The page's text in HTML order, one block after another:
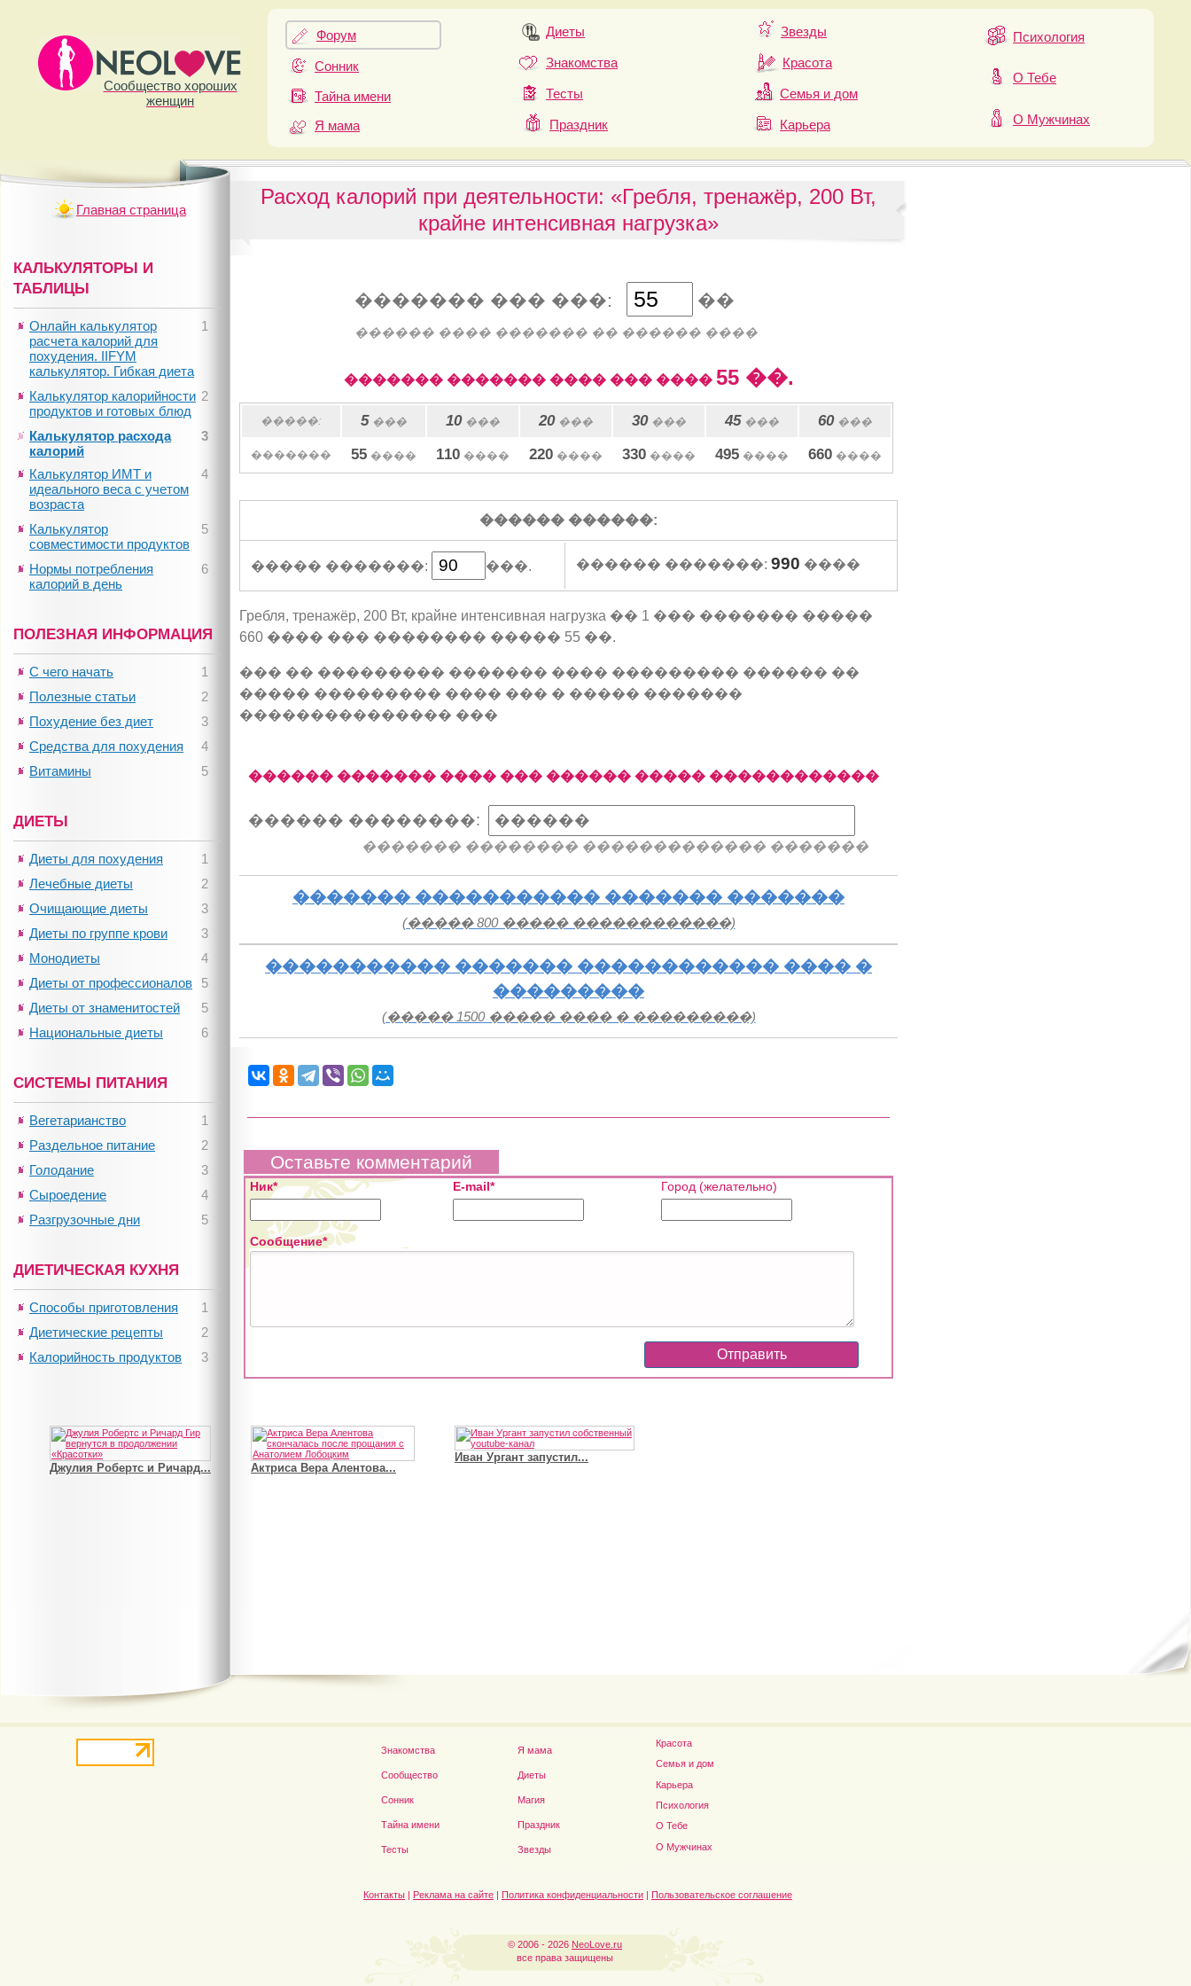
Сообщество хороших
женщин
Форум
Сонник
Тайна имени
Я мама
Диеты
Знакомства
Тесты
Праздник
Звезды
Красота
Семья и дом
Карьера
Психология
О Тебе
О Мужчинах
Расход калорий при деятельности: «Гребля, тренажёр, 200 Вт,
крайне интенсивная нагрузка»
������� ��� ���: ��
������ ���� ������� �� ������ ����
������� ������� ���� ��� ���� 55��.
�����: 5 ��� 10��� 20��� 30��� 45 ��� 60���
������� 55 ���� 110 ���� 220 ���� 330 ���� 495 ���� 660 ����
������ ������:
����� �������: ���. ������ �������: 990 ����
Гребля, тренажёр, 200 Вт, крайне интенсивная нагрузка �� 1 ��� ������� �����
660 ���� ��� �������� ����� 55 ��.
��� �� ��������� ������� ���� ��������� ������ ��
����� ��������� ���� ��� � ����� �������
��������������� ���
������ ������� ���� ��� ������ ����� ������������
������ ��������:
������� �������� ������������� �������
������� ����������� ������� �������
(����� 800 ����� ������������)
����������� ������� ������������ ���� �
���������
(����� 1500 ����� ���� � ���������)
Оставьте комментарий
Ник* E-mail* Город (желательно)
Сообщение*
Главная страница
КАЛЬКУЛЯТОРЫ И
ТАБЛИЦЫ
1
Онлайн калькулятор
расчета калорий для
похудения. IIFYM
калькулятор. Гибкая диета
2
Калькулятор калорийности
продуктов и готовых блюд
3
Калькулятор расхода
калорий
4
Калькулятор ИМТ и
идеального веса с учетом
возраста
5
Калькулятор
совместимости продуктов
6
Нормы потребления
калорий в день
ПОЛЕЗНАЯ ИНФОРМАЦИЯ
1
С чего начать
2
Полезные статьи
3
Похудение без диет
4
Средства для похудения
5
Витамины
ДИЕТЫ
1
Диеты для похудения
2
Лечебные диеты
3
Очищающие диеты
3
Диеты по группе крови
4
Монодиеты
5
Диеты от профессионалов
5
Диеты от знаменитостей
6
Национальные диеты
СИСТЕМЫ ПИТАНИЯ
1
Вегетарианство
2
Раздельное питание
3
Голодание
4
Сыроедение
5
Разгрузочные дни
ДИЕТИЧЕСКАЯ КУХНЯ
1
Способы приготовления
2
Диетические рецепты
3
Калорийность продуктов
Джулия Робертс и Ричард... Актриса Вера Алентова...
Иван Ургант запустил...
Дэниел Рэдклифф...
Знакомства
Сообщество
Сонник
Тайна имени
Тесты
Я мама
Диеты
Магия
Праздник
Звезды
Красота
Семья и дом
Карьера
Психология
О Тебе
О Мужчинах
Контакты | Реклама на сайте | Политика конфиденциальности | Пользовательское соглашение
© 2006 - 2026 NeoLove.ru
все права защищены